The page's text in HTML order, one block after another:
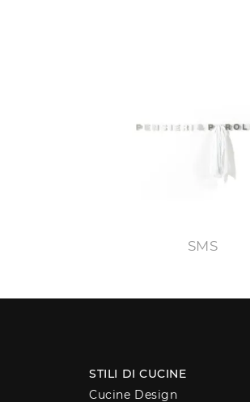
SMS
STILI DI CUCINE
Cucine Design